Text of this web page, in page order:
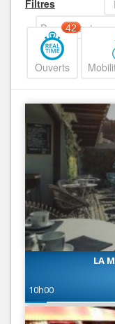
Filtres
Decroissant
Ouverts
42
LA
10h00